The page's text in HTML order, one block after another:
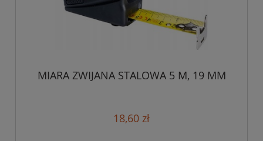
MIARA ZWIJANA STALOWA 5 M, 19 MM
18,60 zł